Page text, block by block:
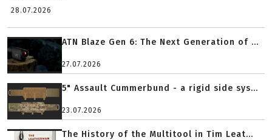
28.07.2026
ATN Blaze Gen 6: The Next Generation of ...
27.07.2026
5" Assault Cummerbund - a rigid side sys...
23.07.2026
The History of the Multitool in Tim Leat...